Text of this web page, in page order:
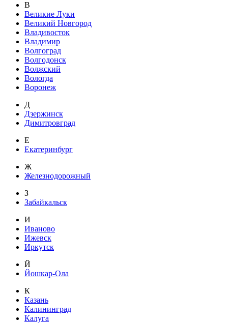
В
Великие Луки
Великий Новгород
Владивосток
Владимир
Волгоград
Волгодонск
Волжский
Вологда
Воронеж
Д
Дзержинск
Димитровград
Е
Екатеринбург
Ж
Железнодорожный
З
Забайкальск
И
Иваново
Ижевск
Иркутск
Й
Йошкар-Ола
К
Казань
Калининград
Калуга